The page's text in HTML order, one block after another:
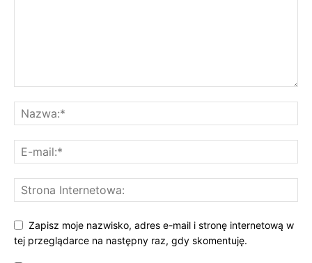
Zapisz moje nazwisko, adres e-mail i stronę internetową w
tej przeglądarce na następny raz, gdy skomentuję.